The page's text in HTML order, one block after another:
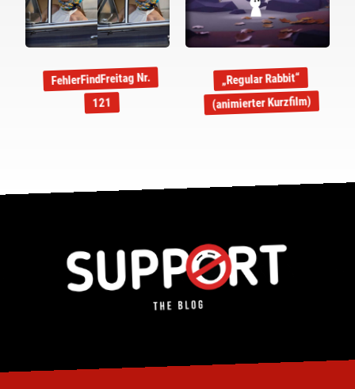
FehlerFindFreitag Nr.
121
„Regular Rabbit“
(animierter Kurzfilm)